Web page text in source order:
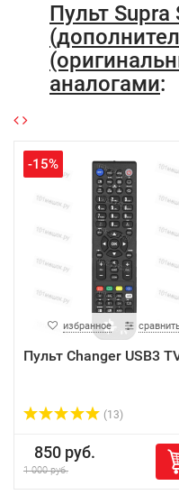
Пульт Supra
аналогами:
-15%
избранное
Пульт Changer USB3
(13)
850 руб.
1 000 руб.